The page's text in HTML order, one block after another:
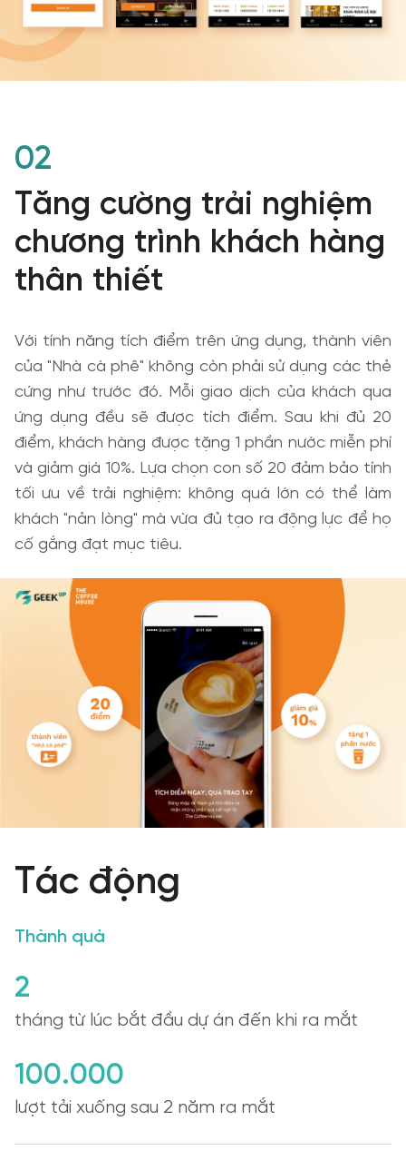
02
Tăng cường trải nghiệm
chương trình khách hàng
thân thiết
Với tính năng tích điểm trên ứng dụng, thành viên
của "Nhà cà phê" không còn phải sử dụng các thẻ
cứng như trước đó. Mỗi giao dịch của khách qua
ứng dụng đều sẽ được tích điểm. Sau khi đủ 20
điểm, khách hàng được tặng 1 phần nước miễn phí
và giảm giá 10%. Lựa chọn con số 20 đảm bảo tính
tối ưu về trải nghiệm: không quá lớn có thể làm
khách "nản lòng" mà vừa đủ tạo ra động lực để họ
cố gắng đạt mục tiêu.
Tác động
Thành quả
2
tháng từ lúc bắt đầu dự án đến khi ra mắt
100.000
lượt tải xuống sau 2 năm ra mắt